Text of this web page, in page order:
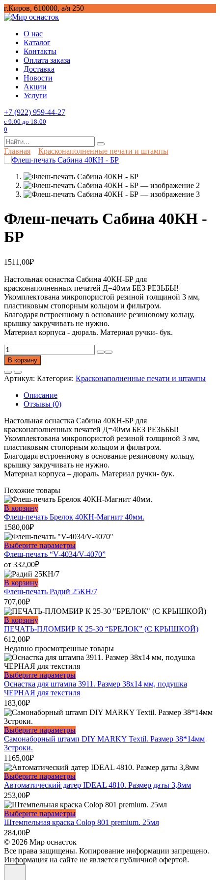
Перейти
к
г.Киров, 610000, а/я 250
О нас
Каталог
Контакты
Оплата заказа
Доставка
Новости
Акции
Услуги
+7 (922) 959-44-27
с 9:00 до 18:00
0
Search
for:
Главная Красконаполненные печати и штампы
Флеш-печать Сабина 40КН -
БР
1511,00₽
Настольная оснастка Сабина 40КН-БР для
красконаполненных печатей Д=40мм БЕЗ РЕЗЬБЫ!
Укомплектована микропористой резиной толщиной 3 мм,
пластиковым стопорным кольцом и фильтром.
Благодаря встроенному в основание резиновому кольцу,
крышку закручивать не нужно.
Материал корпуса - дюраль. Материал ручки- бук.
Количество
товара
Флеш-
печать
Сабина
40КН
В корзину
Артикул: Категория: Красконаполненные печати и штампы
Описание
Отзывы (0)
Настольная оснастка Сабина 40КН-БР для
красконаполненных печатей Д=40мм БЕЗ РЕЗЬБЫ!
Укомплектована микропористой резиной толщиной 3 мм,
пластиковым стопорным кольцом и фильтром.
Благодаря встроенному в основание резиновому кольцу,
крышку закручивать не нужно.
Материал корпуса – дюраль. Материал ручки- бук.
Похожие товары
В корзину
Флеш-печать Брелок 40КН-Магнит 40мм.
1580,00₽
Выберите параметрыЭтот
товар
Опции
можно
выбрать
на
странице
товара.
Флеш-печать “V-4034/V-4070”
от 332,00₽
В корзину
Флеш-печать Радий 25КН/7
707,00₽
В корзину
ПЕЧАТЬ-ПЛОМБИР К 25-30 “БРЕЛОК” (С КРЫШКОЙ)
612,00₽
Недавно просмотренные товары
Выберите параметрыЭтот
товар
имеет
вариаций.
можно
выбрать
на
товара.
Оснастка для штампа 3911. Размер 38х14 мм, подушка
ЧЕРНАЯ для текстиля
183,00₽
Выберите параметрыЭтот
товар
вариаций.
Опции
можно
выбрать
странице
товара.
Самонаборный штамп DIY MARKY Textil. Размер 38*14мм
3строки.
1165,00₽
Выберите параметрыЭтот
товар
несколько
вариаций.
Опции
можно
на
странице
товара.
Автоматический датер IDEAL 4810. Размер даты 3,8мм
253,00₽
Выберите параметрыЭтот
товар
несколько
вариаций.
Опции
Штемпельная краска Colop 801 premium. 25мл
284,00₽
© 2026 Мир оснасток
Все права защищены. Копирование информации запрещено.
Информация на сайте не является публичной офертой.